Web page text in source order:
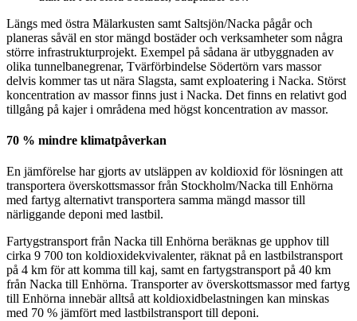
Längs med östra Mälarkusten samt Saltsjön/Nacka pågår och
planeras såväl en stor mängd bostäder och verksamheter som några
större infrastrukturprojekt. Exempel på sådana är utbyggnaden av
olika tunnelbanegrenar, Tvärförbindelse Södertörn vars massor
delvis kommer tas ut nära Slagsta, samt exploatering i Nacka. Störst
koncentration av massor finns just i Nacka. Det finns en relativt god
tillgång på kajer i områdena med högst koncentration av massor.
70 % mindre klimatpåverkan
En jämförelse har gjorts av utsläppen av koldioxid för lösningen att
transportera överskottsmassor från Stockholm/Nacka till Enhörna
med fartyg alternativt transportera samma mängd massor till
närliggande deponi med lastbil.
Fartygstransport från Nacka till Enhörna beräknas ge upphov till
cirka 9 700 ton koldioxidekvivalenter, räknat på en lastbilstransport
på 4 km för att komma till kaj, samt en fartygstransport på 40 km
från Nacka till Enhörna. Transporter av överskottsmassor med fartyg
till Enhörna innebär alltså att koldioxidbelastningen kan minskas
med 70 % jämfört med lastbilstransport till deponi.